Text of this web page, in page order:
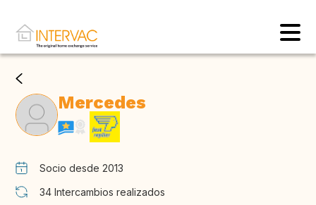
Mercedes
Socio desde 2013
34 Intercambios realizados